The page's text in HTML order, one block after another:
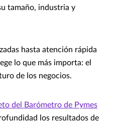
tamaño, industria y
hasta atención rápida
lo que más importa: el
de los negocios.
del Barómetro de Pymes
los resultados de